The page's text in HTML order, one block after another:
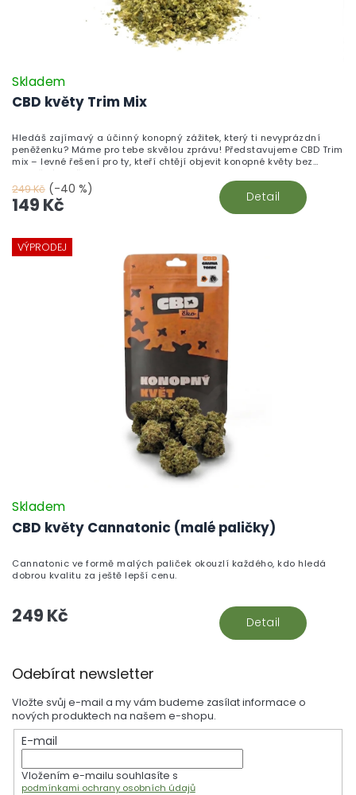
CBD květy Trim Mix
Skladem
249 Kč (-40 %)
149 Kč Detail
Hledáš zajímavý a účinný konopný zážitek, který ti nevyprázdní
peněženku? Máme pro tebe skvělou zprávu! Představujeme CBD Trim
mix – levné řešení pro ty, kteří chtějí objevit konopné květy bez
zbytečného přepychu.
VÝPRODEJ
CBD květy Cannatonic (malé paličky)
Skladem
249 Kč Detail
Cannatonic ve formě malých paliček okouzlí každého, kdo hledá
dobrou kvalitu za ještě lepší cenu.
Odebírat newsletter
Vložte svůj e-mail a my vám budeme zasílat informace o
nových produktech na našem e-shopu.
E-mail
Vložením e-mailu souhlasíte s
podmínkami ochrany osobních údajů